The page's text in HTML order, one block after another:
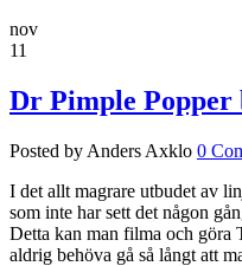
nov
11
Dr Pimple Popper
Posted by Anders Axklo 0
I det allt magrare utbudet av
som inte har sett det någon gå
Detta kan man filma och göra
aldrig behöva gå så långt att